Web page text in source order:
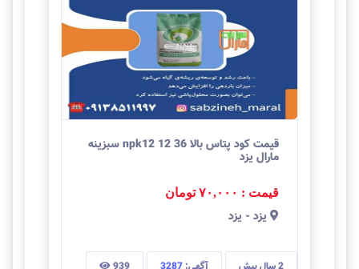
قیمت کود پتاس بالا npk12 12 36 سبزینه
مارال یزد
قیمت : ۷۰,۰۰۰ تومان
يزد - یزد